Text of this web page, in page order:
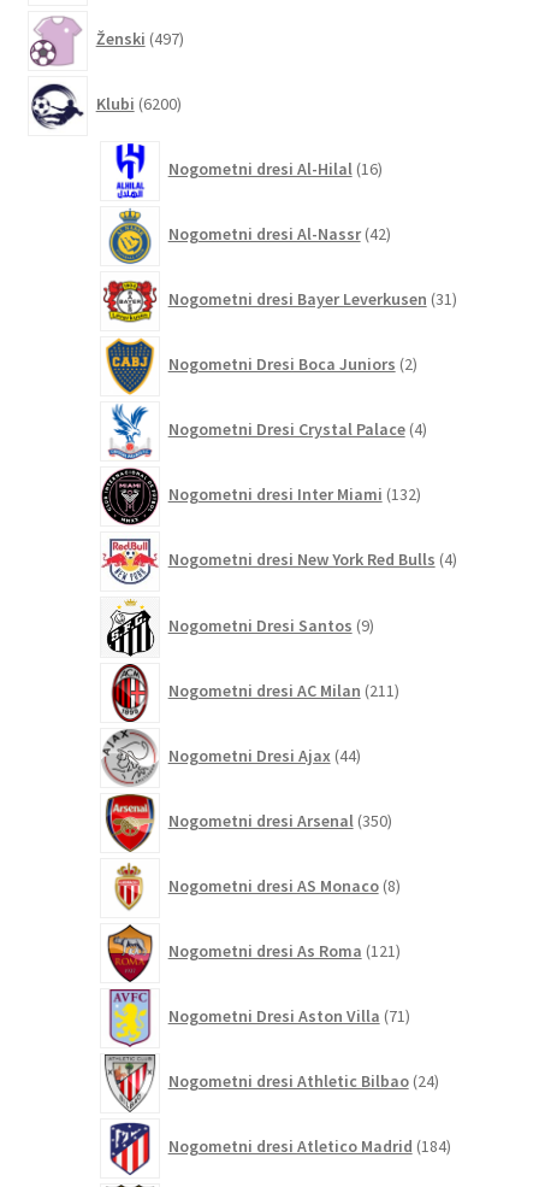
Ženski 497izdelkov
Klubi 6200izdelkov
Nogometni dresi Al-Hilal 16izdelkov
Nogometni dresi Al-Nassr 42izdelkov
Nogometni dresi Bayer Leverkusen 31izdelkov
Nogometni Dresi Boca Juniors 2izdelka
Nogometni Dresi Crystal Palace 4izdelki
Nogometni dresi Inter Miami 132izdelkov
Nogometni dresi New York Red Bulls 4izdelki
Nogometni Dresi Santos 9izdelkov
Nogometni dresi AC Milan 211izdelkov
Nogometni Dresi Ajax 44izdelkov
Nogometni dresi Arsenal 350izdelkov
Nogometni dresi AS Monaco 8izdelkov
Nogometni dresi As Roma 121izdelkov
Nogometni Dresi Aston Villa 71izdelkov
Nogometni dresi Athletic Bilbao 24izdelkov
Nogometni dresi Atletico Madrid 184izdelkov